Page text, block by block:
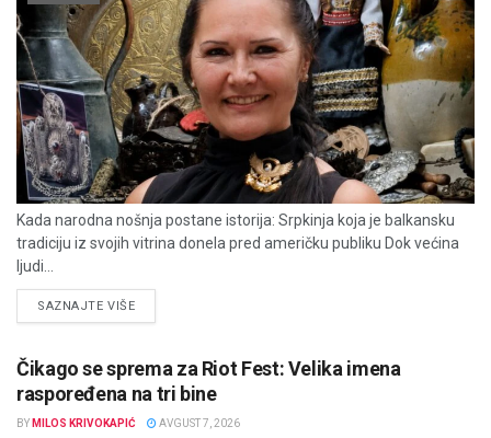
Kada narodna nošnja postane istorija: Srpkinja koja je balkansku
tradiciju iz svojih vitrina donela pred američku publiku Dok većina
ljudi...
SAZNAJTE VIŠEDETAILS
Čikago se sprema za Riot Fest: Velika imena
raspoređena na tri bine
BY MILOS KRIVOKAPIĆ AVGUST 7, 2026